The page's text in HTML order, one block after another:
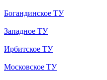
Богандинское ТУ
Западное ТУ
Ирбитское ТУ
Московское ТУ